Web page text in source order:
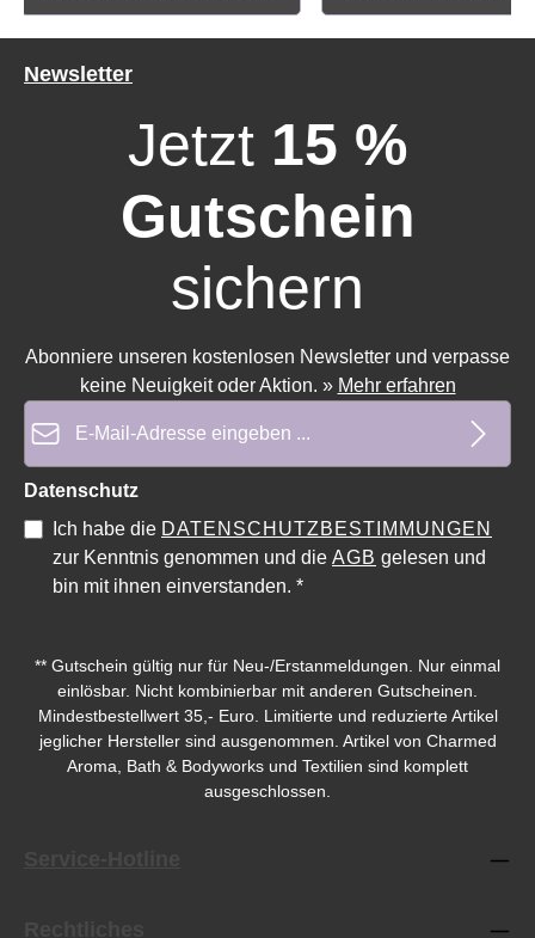
Durchschnittliche Bewertung von 5 von 5 SternenDurchschnittliche
Newsletter
Jetzt 15 %
Gutschein
sichern
Abonniere unseren kostenlosen Newsletter und verpasse
keine Neuigkeit oder Aktion. » Mehr erfahren
Datenschutz
Ich habe die DATENSCHUTZBESTIMMUNGEN
zur Kenntnis genommen und die AGB gelesen und
bin mit ihnen einverstanden. *
** Gutschein gültig nur für Neu-/Erstanmeldungen. Nur einmal
einlösbar. Nicht kombinierbar mit anderen Gutscheinen.
Mindestbestellwert 35,- Euro. Limitierte und reduzierte Artikel
jeglicher Hersteller sind ausgenommen. Artikel von Charmed
Aroma, Bath & Bodyworks und Textilien sind komplett
ausgeschlossen.